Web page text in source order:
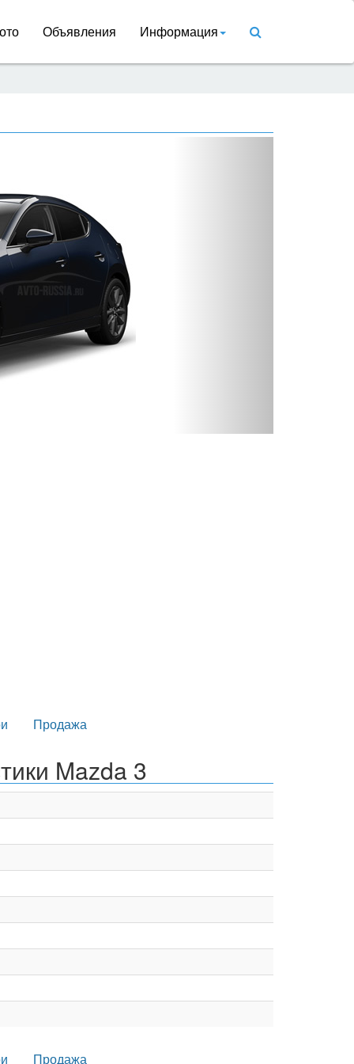
Объявления Информация
Продажа
Mazda 3
Продажа